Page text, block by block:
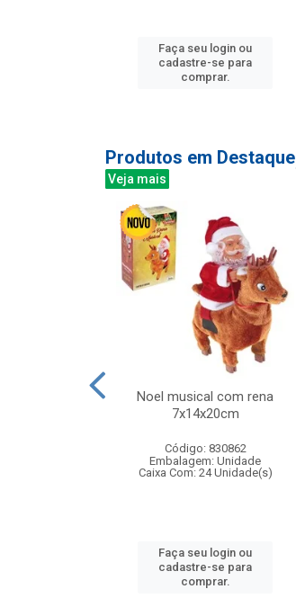
Faça seu login ou
cadastre-se para
comprar.
Produtos em Destaque
Veja mais
Noel musical com rena
7x14x20cm
Código: 830862
Embalagem: Unidade
Caixa Com: 24 Unidade(s)
Faça seu login ou
cadastre-se para
comprar.